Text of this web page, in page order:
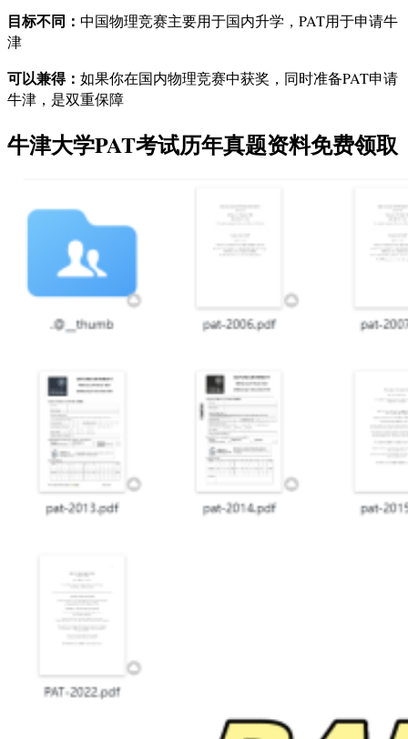
目标不同： 中国物理竞赛主要用于国内升学，PAT用于申请牛
津
可以兼得： 如果你在国内物理竞赛中获奖，同时准备PAT申请
牛津，是双重保障
牛津大学PAT考试历年真题资料免费领取